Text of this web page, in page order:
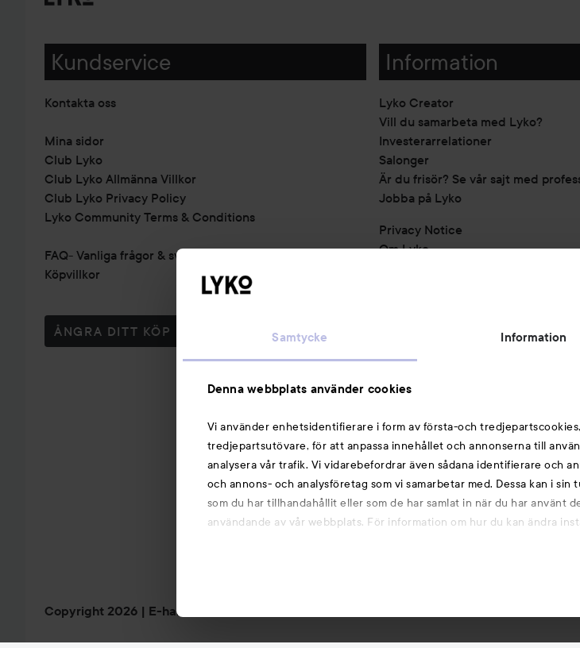
Samtycke Information
Denna webbplats använder cookies
Vi använder enhetsidentifierare i form av första-och
tredjepartsutövare, för att anpassa innehållet och annonserna till
analysera vår trafik. Vi vidarebefordrar även sådana identifierare och
och annons- och analysföretag som vi samarbetar med. Dessa kan i
som du har tillhandahållit eller som de har samlat in när du har använt
användande av vår webbplats. För information om hur du kan ändra
Kundservice
Kontakta oss
Mina sidor
Club Lyko
Club Lyko Allmänna Villkor
Club Lyko Privacy Policy
Lyko Community Terms & Conditions
FAQ- Vanliga frågor & svar
Köpvillkor
ÅNGRA DITT KÖP
Information
Lyko Creator
Vill du samarbeta med Lyko?
Investerarrelationer
Salonger
Är du frisör? Se vår sajt med
Jobba på Lyko
Privacy Notice
Om Lyko
Michael Edwards Fragrances of the
Cookie Consent
Partners
Du kanske också
Smink
Hårnålar
Copyright 2026 E-handel av Avensia